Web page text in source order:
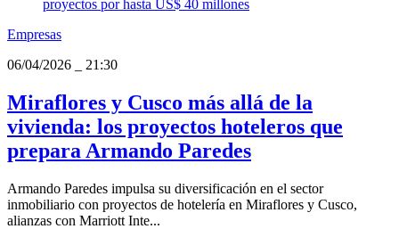
Empresas
06/04/2026
21:30
Miraflores y Cusco más allá de la
vivienda: los proyectos hoteleros que
prepara Armando Paredes
Armando Paredes impulsa su diversificación en el sector
inmobiliario con proyectos de hotelería en Miraflores y Cusco,
alianzas con Marriott Inte...